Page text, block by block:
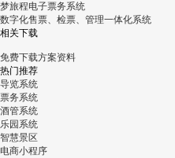
梦旅程电子票务系统
数字化售票、检票、管理一体化系统
相关下载
免费下载方案资料
热门推荐
导览系统
票务系统
酒管系统
乐园系统
智慧景区
电商小程序